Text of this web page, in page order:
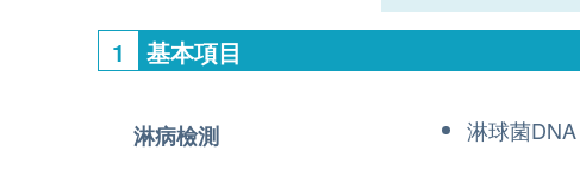
1 基本項目
淋病檢測 淋球菌DNA